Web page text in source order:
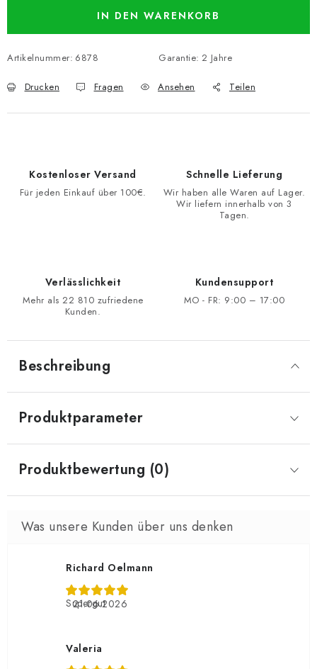
IN DEN WARENKORB
Artikelnummer: 6878 Garantie: 2 Jahre
Drucken Fragen Ansehen Teilen
Kostenloser Versand
Für jeden Einkauf über 100€.
Schnelle Lieferung
Wir haben alle Waren auf Lager.
Wir liefern innerhalb von 3
Tagen.
Verlässlichkeit
Mehr als 22 810 zufriedene
Kunden.
Kundensupport
MO - FR: 9:00 – 17:00
Beschreibung
Produktparameter
Produktbewertung (0)
Richard Oelmann
21.06.2026
Supergut
Valeria